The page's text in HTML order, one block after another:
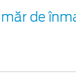
de